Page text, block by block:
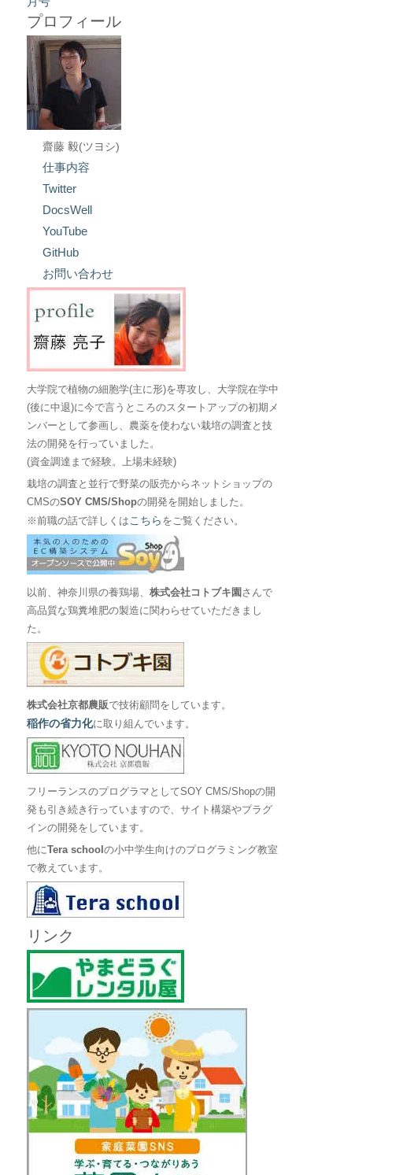
プロフィール
齋藤 毅(ツヨシ)
仕事内容
Twitter
DocsWell
YouTube
GitHub
お問い合わせ
大学院で植物の細胞学(主に形)を専攻し、大学院在学中
(後に中退)に今で言うところのスタートアップの初期メ
ンバーとして参画し、農薬を使わない栽培の調査と技
法の開発を行っていました。
(資金調達まで経験。上場未経験)
栽培の調査と並行で野菜の販売からネットショップの
CMSのSOY CMS/Shopの開発を開始しました。
※前職の話で詳しくは こちら をご覧ください。
以前、神奈川県の養鶏場、株式会社コトブキ園 さんで
高品質な鶏糞堆肥の製造に関わらせていただきまし
た。
株式会社京都農販で技術顧問をしています。
稲作の省力化に取り組んでいます。
フリーランスのプログラマとしてSOY CMS/Shopの開
発も引き続き行っていますので、サイト構築やプラグ
インの開発をしています。
他にTera schoolの小中学生向けのプログラミング教室
で教えています。
リンク